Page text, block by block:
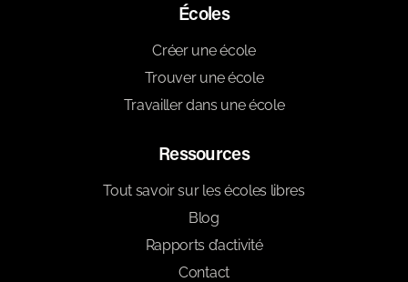
Écoles
Créer une école
Trouver une école
Travailler dans une école
Ressources
Tout savoir sur les écoles libres
Blog
Rapports d’activité
Contact